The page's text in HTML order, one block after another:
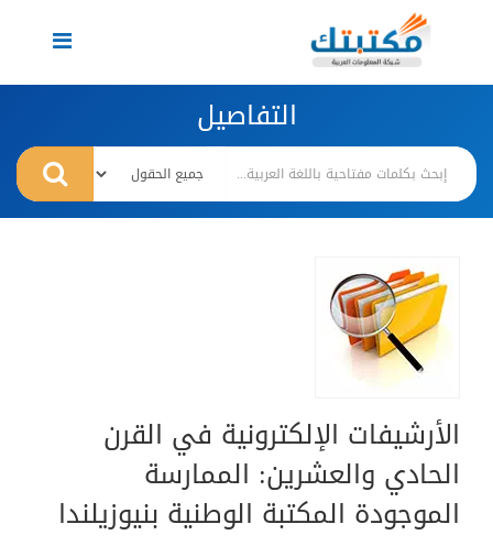
Toggle
navigation
التفاصيل
الأرشيفات الإلكترونية في القرن
الحادي والعشرين: الممارسة
الموجودة المكتبة الوطنية بنيوزيلندا